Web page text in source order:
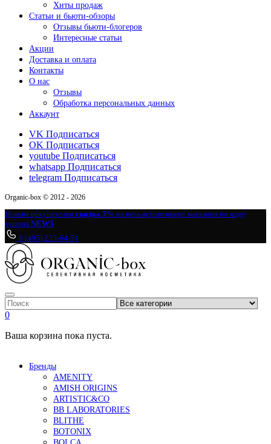
Хиты продаж
Статьи и бьюти-обзоры
Отзывы бьюти-блогеров
Интересные статьи
Акции
Доставка и оплата
Контакты
О нас
Отзывы
Обработка персональных данных
Аккаунт
VK Подписаться
OK Подписаться
youtube Подписаться
whatsapp Подписаться
telegram Подписаться
Organic-box © 2012 - 2026
Новым покупателям скидка 5% на весь ассортимент магазина по коду
купона NEW5
8 (495) 233-64-54
0
Ваша корзина пока пуста.
Бренды
AMENITY
AMISH ORIGINS
ARTISTIC&CO
BB LABORATORIES
BLITHE
BOTONIX